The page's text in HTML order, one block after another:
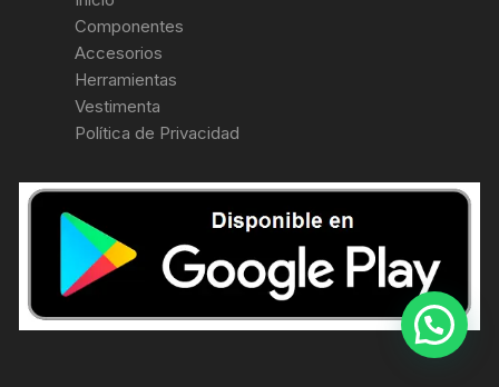
Componentes
Accesorios
Herramientas
Vestimenta
Política de Privacidad